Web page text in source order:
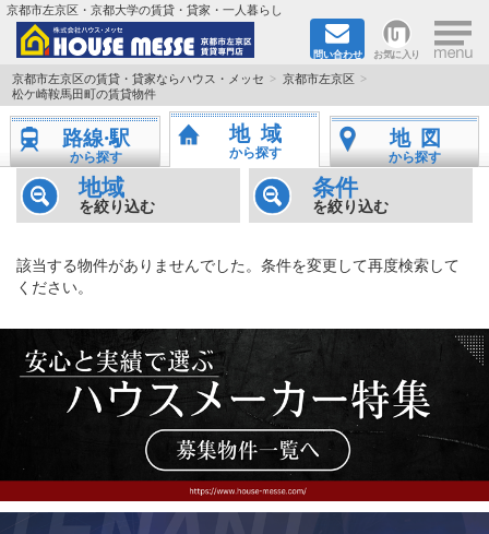
京都市左京区・京都大学の賃貸・貸家・一人暮らし
問い合わせ お気に入り ×
TOPページ
地図から検索
地域から検索
書類DL & 入居者さまへ
家族で住むならマンション？賃家？
一人暮らしの物件特集
ペット相談OKの賃貸！
京都市左京区の賃貸・貸家ならハウス・メッセ
京都市左京区
松ケ崎鞍馬田町の賃貸物件
路線·駅
から探す
地域
から探す
地図
から探す
地域
を絞り込む
条件
を絞り込む
該当する物件がありませんでした。条件を変更して再度検索して
ください。